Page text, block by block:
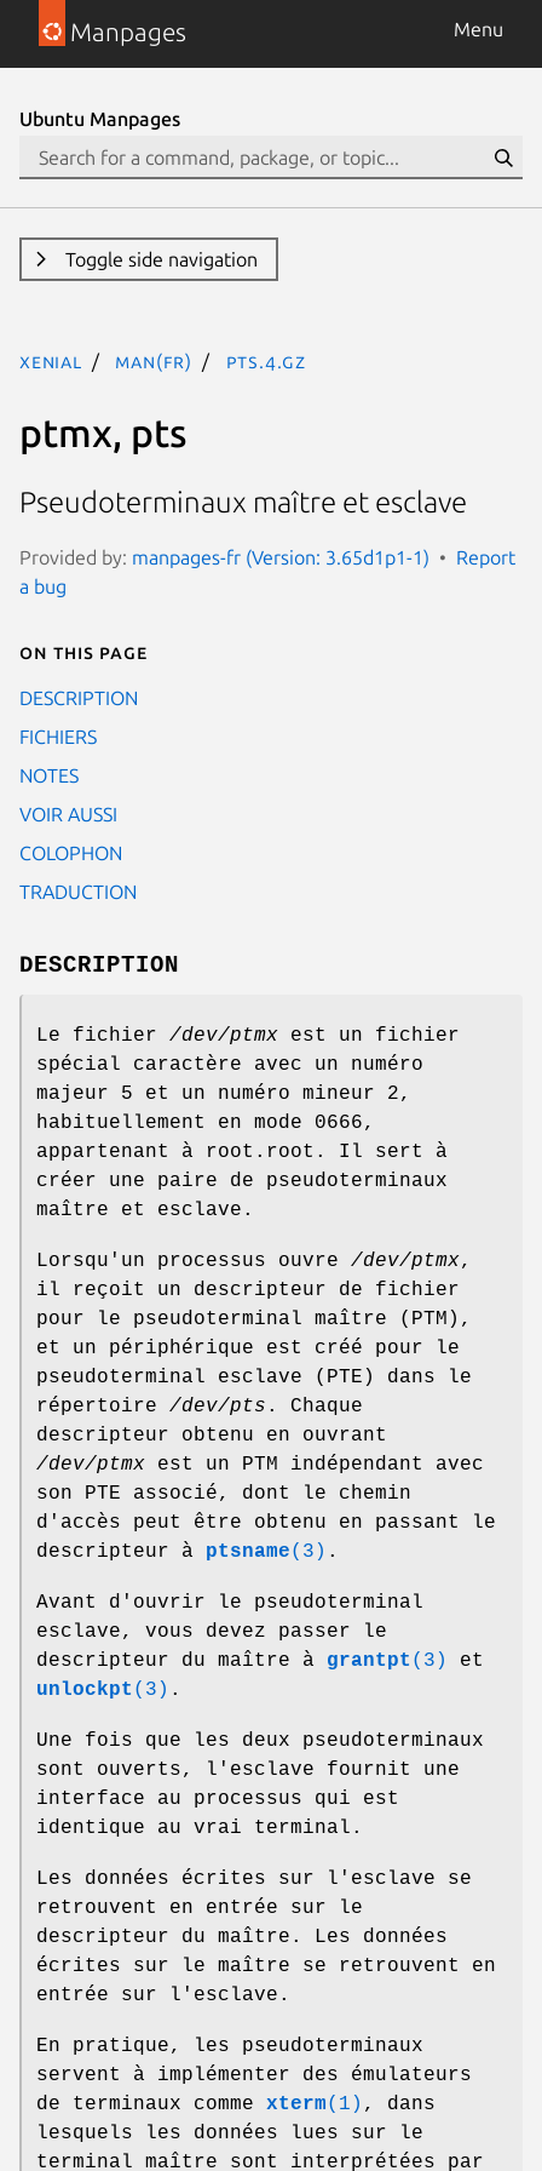
Manpages Menu
Ubuntu Manpages
Toggle side navigation
xenial man(fr) pts.4.gz
ptmx, pts
Pseudoterminaux maître et esclave
Provided by: manpages-fr (Version: 3.65d1p1-1)
Report
a bug
On this page
DESCRIPTION
FICHIERS
NOTES
VOIR AUSSI
COLOPHON
TRADUCTION
DESCRIPTION
Le fichier /dev/ptmx est un fichier
spécial caractère avec un numéro
majeur 5 et un numéro mineur 2,
habituellement en mode 0666,
appartenant à root.root. Il sert à
créer une paire de pseudoterminaux
maître et esclave.
Lorsqu'un processus ouvre /dev/ptmx,
il reçoit un descripteur de fichier
pour le pseudoterminal maître (PTM),
et un périphérique est créé pour le
pseudoterminal esclave (PTE) dans le
répertoire /dev/pts . Chaque
descripteur obtenu en ouvrant
/dev/ptmx est un PTM indépendant avec
son PTE associé, dont le chemin
d'accès peut être obtenu en passant le
descripteur à ptsname(3) .
Avant d'ouvrir le pseudoterminal
esclave, vous devez passer le
descripteur du maître à grantpt (3)
et
unlockpt (3) .
Une fois que les deux pseudoterminaux
sont ouverts, l'esclave fournit une
interface au processus qui est
identique au vrai terminal.
Les données écrites sur l'esclave se
retrouvent en entrée sur le
descripteur du maître. Les données
écrites sur le maître se retrouvent en
entrée sur l'esclave.
En pratique, les pseudoterminaux
servent à implémenter des émulateurs
de terminaux comme xterm(1) , dans
lesquels les données lues sur le
terminal maître sont interprétées par